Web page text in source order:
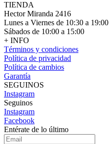
TIENDA
Hector Miranda 2416
Lunes a Viernes de 10:30 a 19:00
Sábados de 10:00 a 15:00
+ INFO
Términos y condiciones
Política de privacidad
Política de cambios
Garantía
SEGUINOS
Instagram
Seguinos
Instagram
Facebook
Entérate de lo último